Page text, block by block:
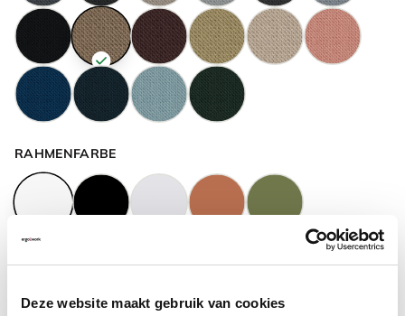
Deze website maakt gebruik van cookies
RAHMENFARBE
GASFEDERHÖHE